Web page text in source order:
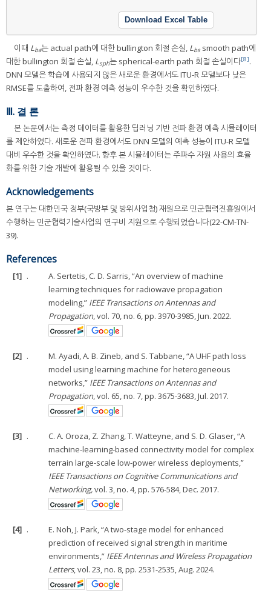
Download Excel Table
이때 Lba는 actual path에 대한 bullington 회절 손실, Lbs smooth path에
대한 bullington 회절 손실, Lsph는 spherical-earth path 회절 손실이다[8].
DNN 모델은 학습에 사용되지 않은 새로운 환경에서도 ITU-R 모델보다 낮은
RMSE를 도출하여, 전파 환경 예측 성능이 우수한 것을 확인하였다.
Ⅲ. 결 론
본 논문에서는 측정 데이터를 활용한 딥러닝 기반 전파 환경 예측 시뮬레이터
를 제안하였다. 새로운 전파 환경에서도 DNN 모델의 예측 성능이 ITU-R 모델
대비 우수한 것을 확인하였다. 향후 본 시뮬레이터는 주파수 자원 사용의 효율
화를 위한 기술 개발에 활용될 수 있을 것이다.
Acknowledgements
본 연구는 대한민국 정부(국방부 및 방위사업청) 재원으로 민군협력진흥원에서
수행하는 민군협력기술사업의 연구비 지원으로 수행되었습니다(22-CM-TN-
39).
References
[1] .
A. Sertetis, C. D. Sarris, “An overview of machine
learning techniques for radiowave propagation
modeling,” IEEE Transactions on Antennas and
Propagation, vol. 70, no. 6, pp. 3970-3985, Jun. 2022.
[2] .
M. Ayadi, A. B. Zineb, and S. Tabbane, “A UHF path loss
model using learning machine for heterogeneous
networks,” IEEE Transactions on Antennas and
Propagation, vol. 65, no. 7, pp. 3675-3683, Jul. 2017.
[3] .
C. A. Oroza, Z. Zhang, T. Watteyne, and S. D. Glaser, “A
machine-learning-based connectivity model for complex
terrain large-scale low-power wireless deployments,”
IEEE Transactions on Cognitive Communications and
Networking,vol. 3, no. 4, pp. 576-584, Dec. 2017.
[4] .
E. Noh, J. Park, “A two-stage model for enhanced
prediction of received signal strength in maritime
environments,” IEEE Antennas and Wireless Propagation
Letters, vol. 23, no. 8, pp. 2531-2535, Aug. 2024.